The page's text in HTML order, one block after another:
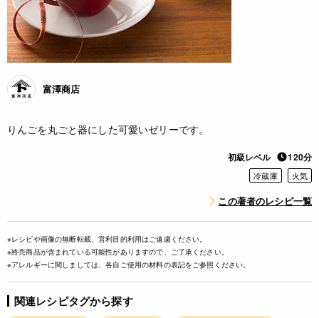
富澤商店
りんごを丸ごと器にした可愛いゼリーです。
初級レベル 120分
冷蔵庫 火気
この著者のレシピ一覧
※レシピや画像の無断転載、営利目的利用はご遠慮ください。
※終売商品が含まれている可能性がありますので、ご了承ください。
※アレルギーに関しましては、各自ご使用の材料の表記をご参照ください。
関連レシピタグから探す